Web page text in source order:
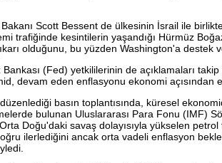
Scott Bessent de ülkesinin İsrail ile
trafiğinde kesintilerin yaşandığı Hürmüz
olduğunu, bu yüzden Washington'a destek
(Fed) yetkililerinin de açıklamaları
devam eden enflasyonu ekonomi açısından
basın toplantısında, küresel
bulunan Uluslararası Para Fonu (IMF)
Doğu'daki savaş dolayısıyla yükselen
ilerlediğini ancak orta vadeli enflasyon